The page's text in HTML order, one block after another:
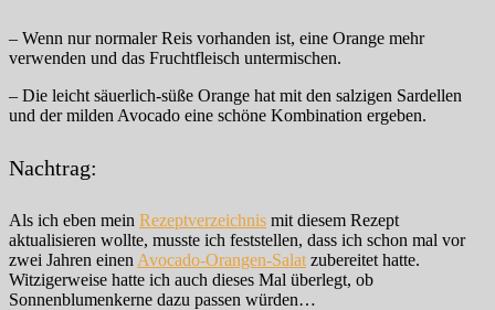
– Wenn nur normaler Reis vorhanden ist, eine Orange mehr
verwenden und das Fruchtfleisch untermischen.
– Die leicht säuerlich-süße Orange hat mit den salzigen Sardellen
und der milden Avocado eine schöne Kombination ergeben.
Nachtrag:
Als ich eben mein Rezeptverzeichnis mit diesem Rezept
aktualisieren wollte, musste ich feststellen, dass ich schon mal vor
zwei Jahren einen Avocado-Orangen-Salat zubereitet hatte.
Witzigerweise hatte ich auch dieses Mal überlegt, ob
Sonnenblumenkerne dazu passen würden…